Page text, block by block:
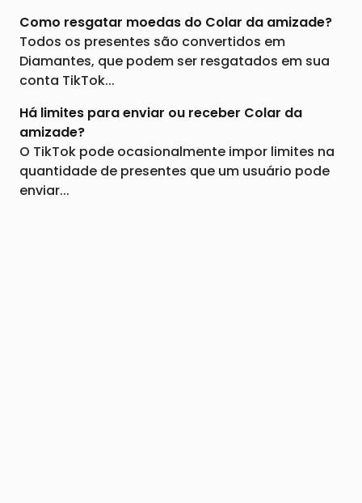
Como resgatar moedas do Colar da amizade?
Todos os presentes são convertidos em
Diamantes, que podem ser resgatados em sua
conta TikTok...
Há limites para enviar ou receber Colar da
amizade?
O TikTok pode ocasionalmente impor limites na
quantidade de presentes que um usuário pode
enviar...